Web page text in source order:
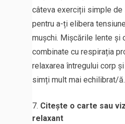
câteva exerciții simple de
pentru a-ți elibera
mușchi. Mișcările lente și
combinate cu respirația
relaxarea întregului corp
simți mult mai echilibrat/ă.
Citește o carte sau
relaxant